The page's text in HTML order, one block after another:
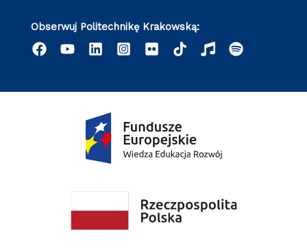
Obserwuj Politechnikę Krakowską: